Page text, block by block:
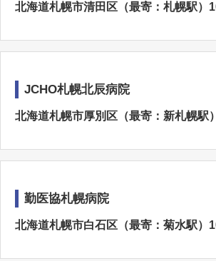
北海道札幌市清田区（最寄：札幌駅）
JCHO札幌北辰病院
北海道札幌市厚別区（最寄：新札幌駅
勤医協札幌病院
北海道札幌市白石区（最寄：菊水駅）